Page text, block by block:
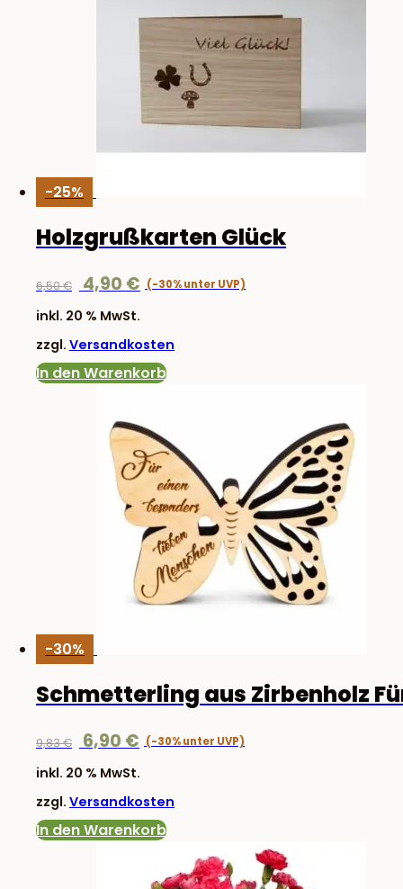
-25%
Holzgrußkarten Glück
6,50€
Ursprünglicher
war:
6,50 €
4,90 €
inkl. 20 % MwSt.
zzgl. Versandkosten
In den Warenkorb
-30%
Schmetterling aus Zirbenholz
9,83€
Ursprünglicher
war:
9,83 €
6,90 €
inkl. 20 % MwSt.
zzgl. Versandkosten
In den Warenkorb